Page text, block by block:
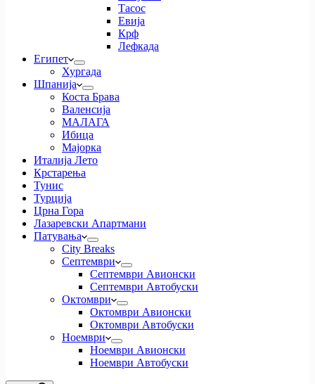
Тасос
Евија
Крф
Лефкада
Египет
Хургада
Шпанија
Коста Брава
Валенсија
МАЛАГА
Ибица
Мајорка
Италија Лето
Крстарења
Тунис
Турција
Црна Гора
Лазаревски Апартмани
Патувања
City Breaks
Септември
Септември Авионски
Септември Автобуски
Октомври
Октомври Авионски
Октомври Автобуски
Ноември
Ноември Авионски
Ноември Автобуски